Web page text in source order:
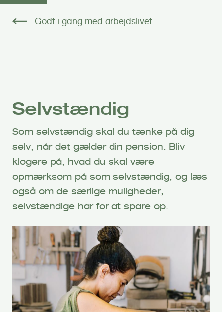
G
Godt i gang med arbejdslivet
Selvstændig
Som selvstændig skal du tænke på dig
selv, når det gælder din pension. Bliv
klogere på, hvad du skal være
opmærksom på som selvstændig, og læs
også om de særlige muligheder,
selvstændige har for at spare op.